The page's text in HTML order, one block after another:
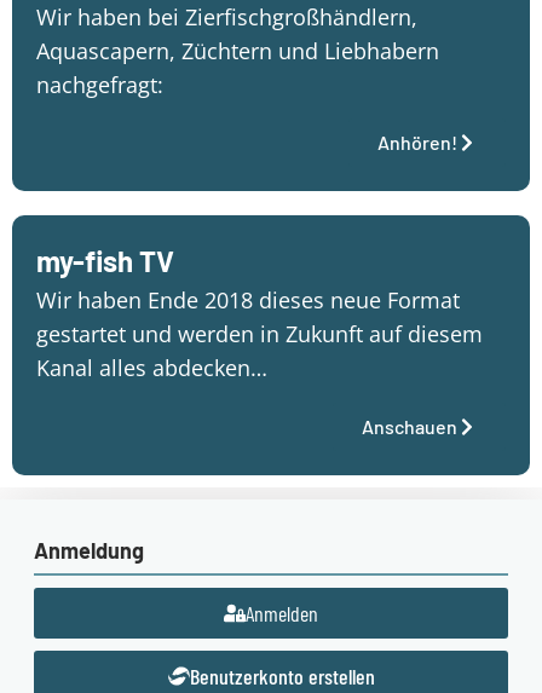
Wir haben bei Zierfischgroßhändlern,
Aquascapern, Züchtern und Liebhabern
nachgefragt:
Anhören!
my-fish TV
Wir haben Ende 2018 dieses neue Format
gestartet und werden in Zukunft auf diesem
Kanal alles abdecken…
Anschauen
Anmeldung
Anmelden
Benutzerkonto erstellen